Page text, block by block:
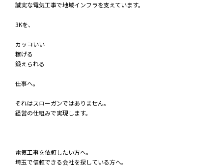
誠実な電気工事で地域インフラを支えています。
3Kを、
カッコいい
稼げる
鍛えられる
仕事へ。
それはスローガンではありません。
経営の仕組みで実現します。
電気工事を依頼したい方へ。
埼玉で信頼できる会社を探している方へ。